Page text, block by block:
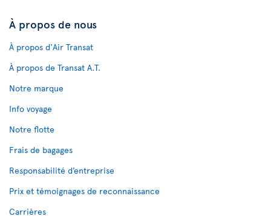
À propos de nous
À propos d'Air Transat
À propos de Transat A.T.
Notre marque
Info voyage
Notre flotte
Frais de bagages
Responsabilité d’entreprise
Prix et témoignages de reconnaissance
Carrières